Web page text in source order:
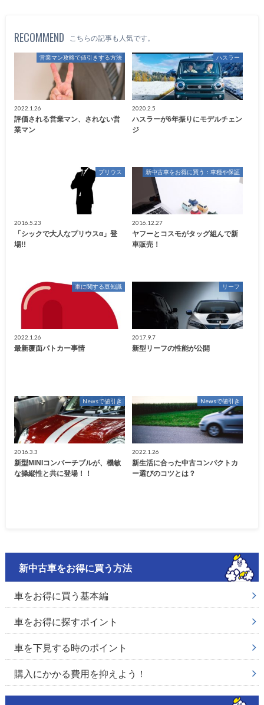
RECOMMEND こちらの記事も人気です。
営業マン攻略で値引きする方法
2022.1.26
評価される営業マン、されない営
業マン
ハスラー
2020.2.5
ハスラーが6年振りにモデルチェン
ジ
プリウス
2016.5.23
「シックで大人なプリウスα」登
場!!
新中古車をお得に買う：車種や保証
2016.12.27
ヤフーとコスモがタッグ組んで新
車販売！
車に関する豆知識
2022.1.26
最新覆面パトカー事情
リーフ
2017.9.7
新型リーフの性能が公開
Newsで値引き
2016.3.3
新型MINIコンバーチブルが、機敏
な操縦性と共に登場！！
Newsで値引き
2022.1.26
新生活に合った中古コンパクトカ
ー選びのコツとは？
新中古車をお得に買う方法
車をお得に買う基本編
車をお得に探すポイント
車を下見する時のポイント
購入にかかる費用を抑えよう！